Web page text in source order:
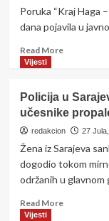
ne
viđa
Ovo
je
godišnjak
nevjenčanu
suprugu
Maju
Poruka “Kraj Haga
dana pojavila u
Read MoreRead
Haga,
sloboda
za
Mladića?
Vijesti
Policija u
učesnike
redakcion 27
Žena iz Sarajeva
dogodio tokom
održanih u glavnom
Read MoreRead
Vijesti